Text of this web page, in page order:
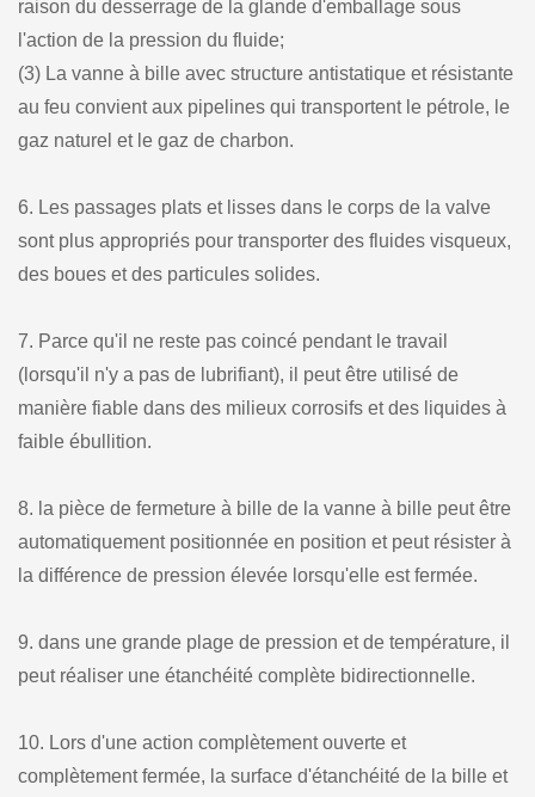
raison du desserrage de la glande d'emballage sous
l'action de la pression du fluide;
(3) La vanne à bille avec structure antistatique et résistante
au feu convient aux pipelines qui transportent le pétrole, le
gaz naturel et le gaz de charbon.
6. Les passages plats et lisses dans le corps de la valve
sont plus appropriés pour transporter des fluides visqueux,
des boues et des particules solides.
7. Parce qu'il ne reste pas coincé pendant le travail
(lorsqu'il n'y a pas de lubrifiant), il peut être utilisé de
manière fiable dans des milieux corrosifs et des liquides à
faible ébullition.
8. la pièce de fermeture à bille de la vanne à bille peut être
automatiquement positionnée en position et peut résister à
la différence de pression élevée lorsqu'elle est fermée.
9. dans une grande plage de pression et de température, il
peut réaliser une étanchéité complète bidirectionnelle.
10. Lors d'une action complètement ouverte et
complètement fermée, la surface d'étanchéité de la bille et